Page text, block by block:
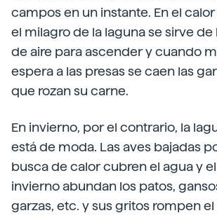
campos en un instante. En el
el milagro de la laguna se sirve
de aire para ascender y cuando
espera a las presas se caen las
que rozan su carne.
En invierno, por el contrario, la
está de moda. Las aves bajadas
busca de calor cubren el agua y
invierno abundan los patos,
garzas, etc. y sus gritos rompen el